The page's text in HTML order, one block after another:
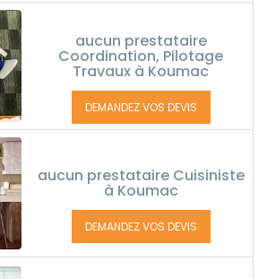
aucun prestataire
Coordination, Pilotage
Travaux à Koumac
DEMANDEZ VOS DEVIS
aucun prestataire Cuisiniste
à Koumac
DEMANDEZ VOS DEVIS